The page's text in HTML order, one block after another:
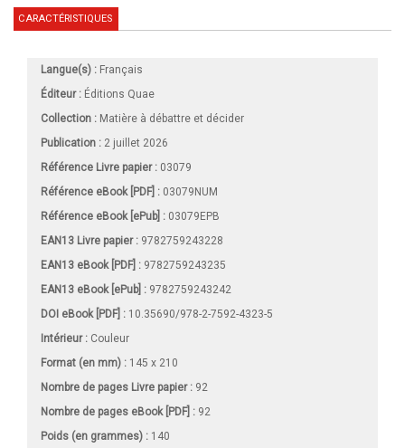
CARACTÉRISTIQUES
Langue(s) : Français
Éditeur : Éditions Quae
Collection : Matière à débattre et décider
Publication : 2 juillet 2026
Référence Livre papier : 03079
Référence eBook [PDF] : 03079NUM
Référence eBook [ePub] : 03079EPB
EAN13 Livre papier : 9782759243228
EAN13 eBook [PDF] : 9782759243235
EAN13 eBook [ePub] : 9782759243242
DOI eBook [PDF] : 10.35690/978-2-7592-4323-5
Intérieur : Couleur
Format (en mm) : 145 x 210
Nombre de pages Livre papier: 92
Nombre de pages eBook [PDF] : 92
Poids (en grammes) : 140